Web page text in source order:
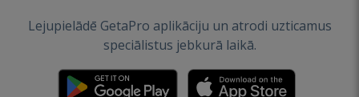
Lejupielādē GetaPro aplikāciju un atrodi uzticamus
speciālistus jebkurā laikā.